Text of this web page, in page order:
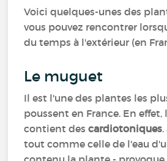
Voici quelques-unes des
vous pouvez rencontrer
du temps à l'extérieur (en
Le muguet
Il est l'une des plantes les
poussent en France. En effet,
contient descardiotoniques
tout comme celle de l'eau